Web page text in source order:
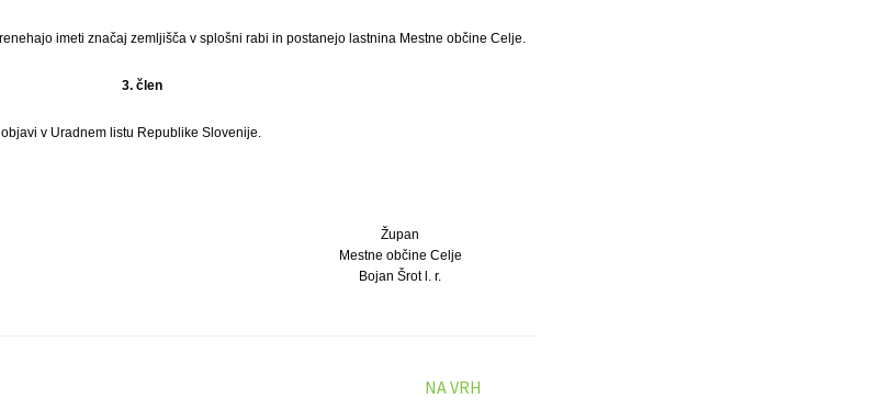
imeti značaj zemljišča v splošni rabi in postanejo lastnina Mestne občine Celje.
3. člen
v Uradnem listu Republike Slovenije.
Župan
Mestne občine Celje
Bojan Šrot l. r.
NA VRH